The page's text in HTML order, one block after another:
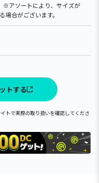
アソートにより、サイズが
場合がございます。
トする
トで実際の取り扱いを確認してくださ